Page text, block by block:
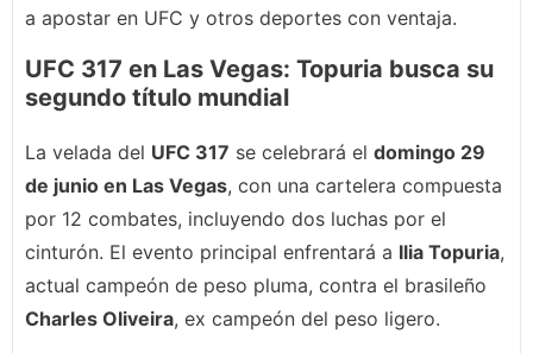
a apostar en UFC y otros deportes con ventaja.
UFC 317 en Las Vegas: Topuria busca su
segundo título mundial
La velada del UFC 317 se celebrará el domingo 29
de junio en Las Vegas, con una cartelera compuesta
por 12 combates, incluyendo dos luchas por el
cinturón. El evento principal enfrentará a Ilia Topuria,
actual campeón de peso pluma, contra el brasileño
Charles Oliveira, ex campeón del peso ligero.